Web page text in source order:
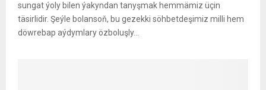
sungat ýoly bilen ýakyndan tanyşmak hemmämiz üçin
täsirlidir. Şeýle bolansoň, bu gezekki söhbetdeşimiz milli hem
döwrebap aýdymlary özboluşly...